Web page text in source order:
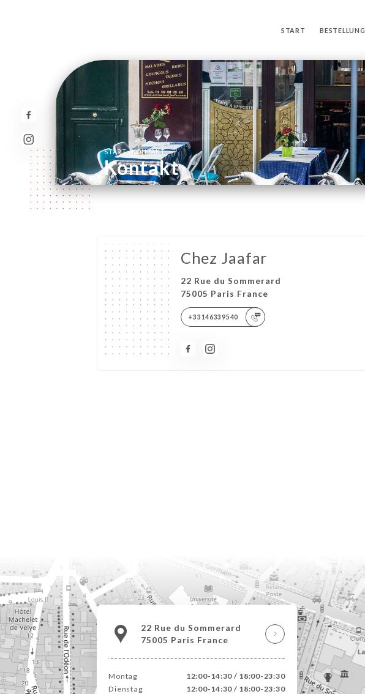
START BESTELLUNG
START/KONTAKT
Kontakt
Chez Jaafar
22 Rue du Sommerard
75005 Paris France
+33146339540
22 Rue du Sommerard
75005 Paris France
Montag
12:00-14:30 / 18:00-23:30
Dienstag
12:00-14:30 / 18:00-23:30